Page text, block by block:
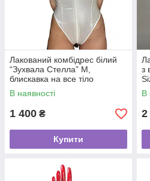
Лакований комбідрес білий
“Зухвала Стелла” M,
блискавка на все тіло
В наявності
1 400 ₴
Купити
з
В
2